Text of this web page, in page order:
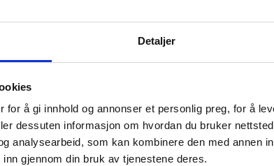
Detaljer
for å gi innhold og annonser et personlig preg, for å
dessuten informasjon om hvordan du bruker
analysearbeid, som kan kombinere den med annen
gjennom din bruk av tjenestene deres.
jungeldyr og eventyr. Enten det er bursdag,
Vil du ha
10% Rabatt?
Meld deg på vårt nyhetsbrev og
gode tilbud og produktinformasjon
oss¢!